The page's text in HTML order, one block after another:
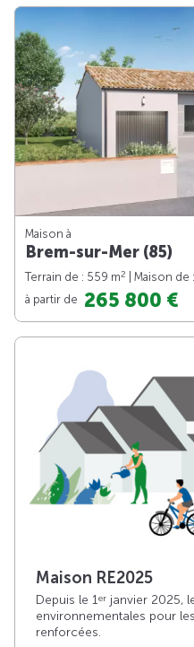
Maison à
Brem-sur-Mer (85)
Terrain de : 559 m2 | Maison de
à partir de 265 800 €
Maison RE2025
Depuis le 1er janvier 2025,
environnementales pour
renforcées.